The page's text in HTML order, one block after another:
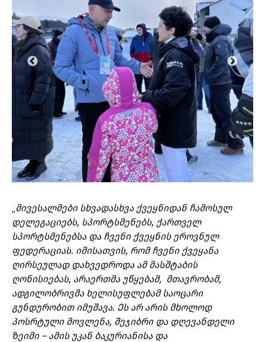
მივესალმები სხვადასხვა ქვეყნიდან ჩამოსულ
დელეგაციებს, სპორტსმენებს, ქართველ
სპორტსმენებსა და ჩვენი ქვეყნის ეროვნულ
ფედერაციას. იმისათვის, რომ ჩვენი ქვეყანა
ღირსეულად დახვედროდა ამ მასშტაბის
ღონისიებას, არაერთმა უწყებამ, მთავრობამ,
ადგილობრივმა ხელისუფლებამ საოცარი
გუნდურობით იმუშავა. Ეს არ არის მხოლოდ
პოსრტული მოვლენა, შეჯიბრი და დღევანდელი
ზეიმი – ამის უკან ბაკურიანისა და